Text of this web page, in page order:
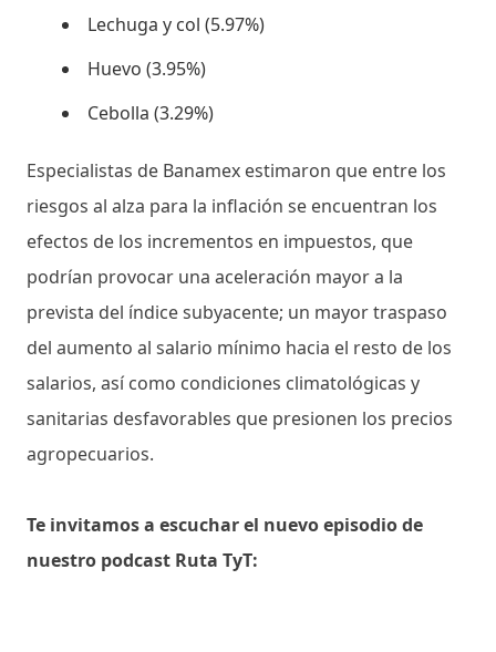
Lechuga y col (5.97%)
Huevo (3.95%)
Cebolla (3.29%)
Especialistas de Banamex estimaron que entre los
riesgos al alza para la inflación se encuentran los
efectos de los incrementos en impuestos, que
podrían provocar una aceleración mayor a la
prevista del índice subyacente; un mayor traspaso
del aumento al salario mínimo hacia el resto de los
salarios, así como condiciones climatológicas y
sanitarias desfavorables que presionen los precios
agropecuarios.
Te invitamos a escuchar el nuevo episodio de
nuestro podcast Ruta TyT: